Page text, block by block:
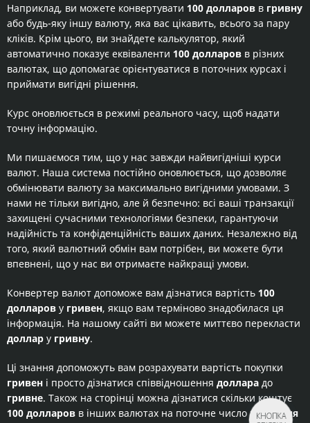
Наприклад, ви можете конвертувати 100 долларов в гривну
або будь-яку іншу валюту, яка вас цікавить, всього за пару
кліків. Крім цього, ви знайдете калькулятор, який
автоматично показує еквіваленти 100 долларов в різних
валютах, що допомагає орієнтуватися в поточних курсах і
приймати вигідні рішення.
Курс оновлюється в режимі реального часу, щоб надати
точну інформацію.
Ми пишаємося тим, що у нас завжди найвигідніші курси
валют. Наша система постійно оновлюється, що дозволяє
обмінювати валюту за максимально вигідними умовами. З
нами не тільки вигідно, але й безпечно: всі ваші транзакції
захищені сучасними технологіями безпеки, гарантуючи
надійність та конфіденційність ваших даних. Незалежно від
того, який валютний обмін вам потрібен, ви можете бути
впевнені, що у нас ви отримаєте найкращі умови.
Конвертер валют допоможе вам дізнатися вартість 100
долларов у гривен, якщо вам терміново знадобилася ця
інформація. На нашому сайті ви можете миттєво перекласти
доллар у гривну.
Ці знання допоможуть вам розрахувати вартість покупки
гривен і просто дізнатися співвідношення доллара до
гривне. Також на сторінці можна дізнатися скільки коштує
100 долларов в інших валютах на поточне число10 серпня
КНОПКА